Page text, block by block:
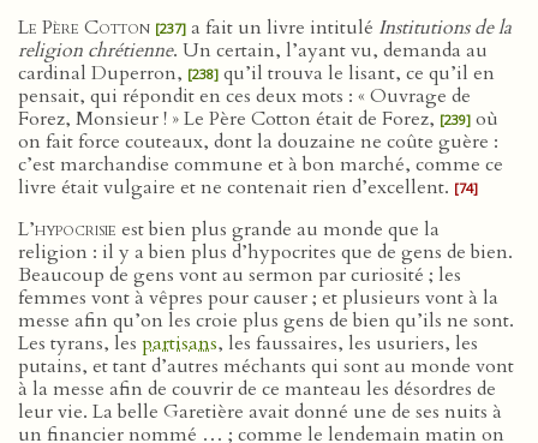
Le Père Cotton [237] a fait un livre intitulé Institutions de la
religion chrétienne. Un certain, l’ayant vu, demanda au
cardinal Duperron, [238] qu’il trouva le lisant, ce qu’il en
pensait, qui répondit en ces deux mots : « Ouvrage de
Forez, Monsieur ! » Le Père Cotton était de Forez, [239] où
on fait force couteaux, dont la douzaine ne coûte guère :
c’est marchandise commune et à bon marché, comme ce
livre était vulgaire et ne contenait rien d’excellent. [74]
L’hypocrisie est bien plus grande au monde que la
religion : il y a bien plus d’hypocrites que de gens de bien.
Beaucoup de gens vont au sermon par curiosité ; les
femmes vont à vêpres pour causer ; et plusieurs vont à la
messe afin qu’on les croie plus gens de bien qu’ils ne sont.
Les tyrans, les partisans, les faussaires, les usuriers, les
putains, et tant d’autres méchants qui sont au monde vont
à la messe afin de couvrir de ce manteau les désordres de
leur vie. La belle Garetière avait donné une de ses nuits à
un financier nommé … ; comme le lendemain matin on